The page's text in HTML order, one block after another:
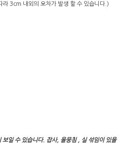
라 3cm 내외의 오차가 발생 할 수 있습니다.)
일 수 있습니다. 잡사, 올뭉침 , 실 섞임이 있을